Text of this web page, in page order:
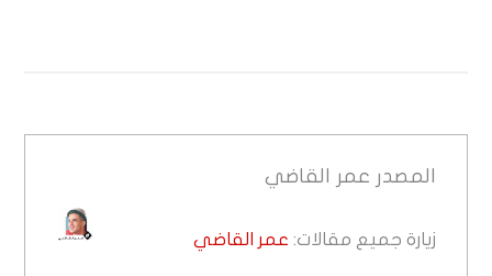
المصدر عمر القاضي
زيارة جميع مقالات: عمر القاضي